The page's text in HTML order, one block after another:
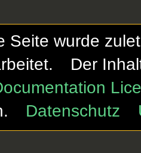
Seite wurde
Der
Datenschutz